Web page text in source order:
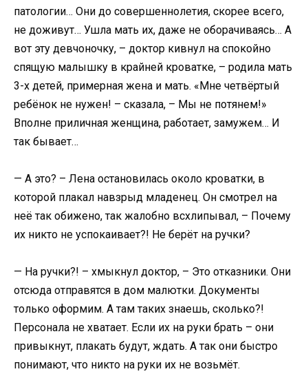
патологии… Они до совершеннолетия, скорее всего,
не доживут… Ушла мать их, даже не оборачиваясь… А
вот эту девчоночку, – доктор кивнул на спокойно
спящую малышку в крайней кроватке, – родила мать
3-х детей, примерная жена и мать. «Мне четвёртый
ребёнок не нужен! – сказала, – Мы не потянем!»
Вполне приличная женщина, работает, замужем… И
так бывает…
— А это? – Лена остановилась около кроватки, в
которой плакал навзрыд младенец. Он смотрел на
неё так обижено, так жалобно всхлипывал, – Почему
их никто не успокаивает?! Не берёт на ручки?
— На ручки?! – хмыкнул доктор, – Это отказники. Они
отсюда отправятся в дом малютки. Документы
только оформим. А там таких знаешь, сколько?!
Персонала не хватает. Если их на руки брать – они
привыкнут, плакать будут, ждать. А так они быстро
понимают, что никто на руки их не возьмёт.